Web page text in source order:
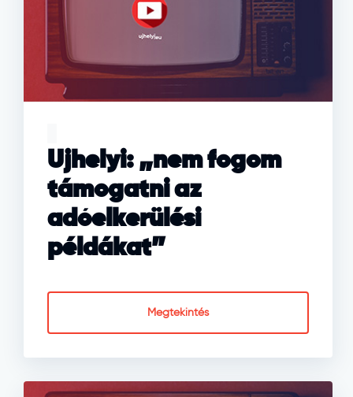
Ujhelyi: „nem fogom
támogatni az
adóelkerülési
példákat”
Megtekintés